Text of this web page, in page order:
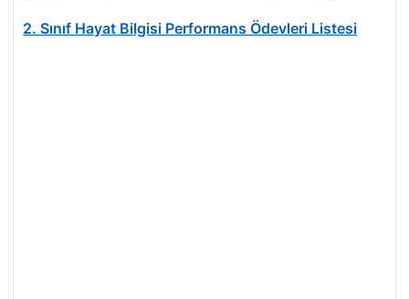
2. Sınıf Hayat Bilgisi Performans Ödevleri Listesi